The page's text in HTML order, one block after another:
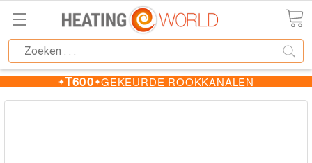
T600 GEKEURDE ROOKKANALEN